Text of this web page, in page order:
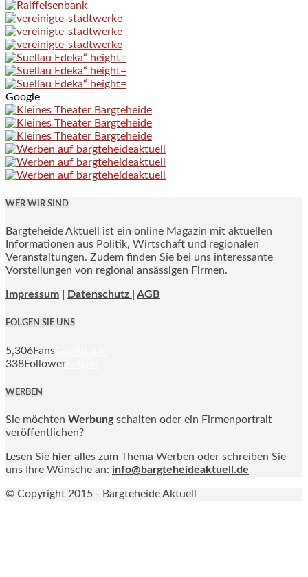
Google
WER WIR SIND
Bargteheide Aktuell ist ein online Magazin mit aktuellen
Informationen aus Politik, Wirtschaft und regionalen
Veranstaltungen. Zudem finden Sie bei uns interessante
Vorstellungen von regional ansässigen Firmen.
Impressum Datenschutz | AGB
FOLGEN SIE UNS
5,306Fans
338Follower
WERBEN
Sie möchten Werbung schalten oder ein Firmenportrait
veröffentlichen?
Lesen Sie hier alles zum Thema Werben oder schreiben Sie
uns Ihre Wünsche an: info@bargteheideaktuell.de
© Copyright 2015 - Bargteheide Aktuell